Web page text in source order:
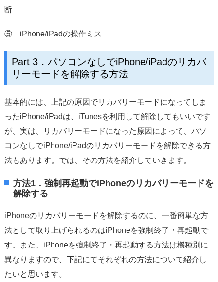
断
⑤ iPhone/iPadの操作ミス
Part 3．パソコンなしでiPhone/iPadのリカバ
リーモードを解除する方法
基本的には、上記の原因でリカバリーモードになってしま
ったiPhone/iPadは、iTunesを利用して解除してもいいです
が、実は、リカバリーモードになった原因によって、パソ
コンなしでiPhone/iPadのリカバリーモードを解除できる方
法もあります。では、その方法を紹介していきます。
方法1．強制再起動でiPhoneのリカバリーモードを
解除する
iPhoneのリカバリーモードを解除するのに、一番簡単な方
法として取り上げられるのはiPhoneを強制終了・再起動で
す。また、iPhoneを強制終了・再起動する方法は機種別に
異なりますので、下記にてそれぞれの方法について紹介し
たいと思います。